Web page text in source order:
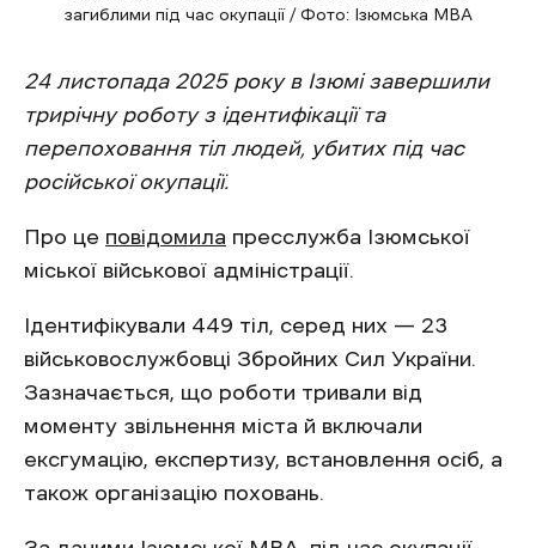
загиблими під час окупації / Фото: Ізюмська МВА
24 листопада 2025 року в Ізюмі завершили
трирічну роботу з ідентифікації та
перепоховання тіл людей, убитих під час
російської окупації.
Про це повідомила пресслужба Ізюмської
міської військової адміністрації.
Ідентифікували 449 тіл, серед них — 23
військовослужбовці Збройних Сил України.
Зазначається, що роботи тривали від
моменту звільнення міста й включали
ексгумацію, експертизу, встановлення осіб, а
також організацію поховань.